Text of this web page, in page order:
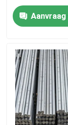
Huis
Videos
Ongeveer ons